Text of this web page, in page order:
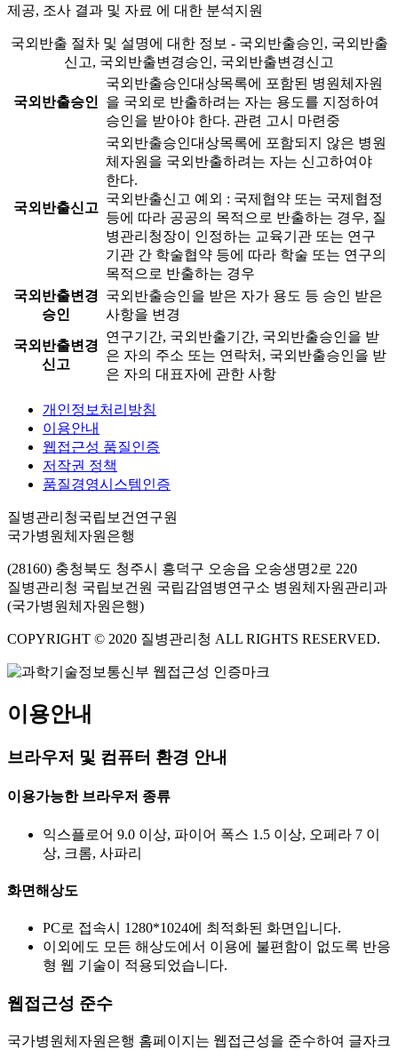
제공, 조사 결과 및 자료 에 대한 분석지원
국외반출 절차 및 설명에 대한 정보 - 국외반출승인, 국외반출
신고, 국외반출변경승인, 국외반출변경신고
국외반출승인
국외반출승인대상목록에 포함된 병원체자원
을 국외로 반출하려는 자는 용도를 지정하여
승인을 받아야 한다. 관련 고시 마련중
국외반출신고
국외반출승인대상목록에 포함되지 않은 병원
체자원을 국외반출하려는 자는 신고하여야
한다.
국외반출신고 예외 : 국제협약 또는 국제협정
등에 따라 공공의 목적으로 반출하는 경우, 질
병관리청장이 인정하는 교육기관 또는 연구
기관 간 학술협약 등에 따라 학술 또는 연구의
목적으로 반출하는 경우
국외반출변경
승인
국외반출승인을 받은 자가 용도 등 승인 받은
사항을 변경
국외반출변경
신고
연구기간, 국외반출기간, 국외반출승인을 받
은 자의 주소 또는 연락처, 국외반출승인을 받
은 자의 대표자에 관한 사항
개인정보처리방침
이용안내
웹접근성 품질인증
저작권 정책
품질경영시스템인증
질병관리청국립보건연구원
국가병원체자원은행
(28160) 충청북도 청주시 흥덕구 오송읍 오송생명2로 220
질병관리청 국립보건원 국립감염병연구소 병원체자원관리과
(국가병원체자원은행)
COPYRIGHT © 2020 질병관리청 ALL RIGHTS RESERVED.
이용안내
브라우저 및 컴퓨터 환경 안내
이용가능한 브라우저 종류
익스플로어 9.0 이상, 파이어 폭스 1.5 이상, 오페라 7 이
상, 크롬, 사파리
화면해상도
PC로 접속시 1280*1024에 최적화된 화면입니다.
이외에도 모든 해상도에서 이용에 불편함이 없도록 반응
형 웹 기술이 적용되었습니다.
웹접근성 준수
국가병원체자원은행 홈페이지는 웹접근성을 준수하여 글자크